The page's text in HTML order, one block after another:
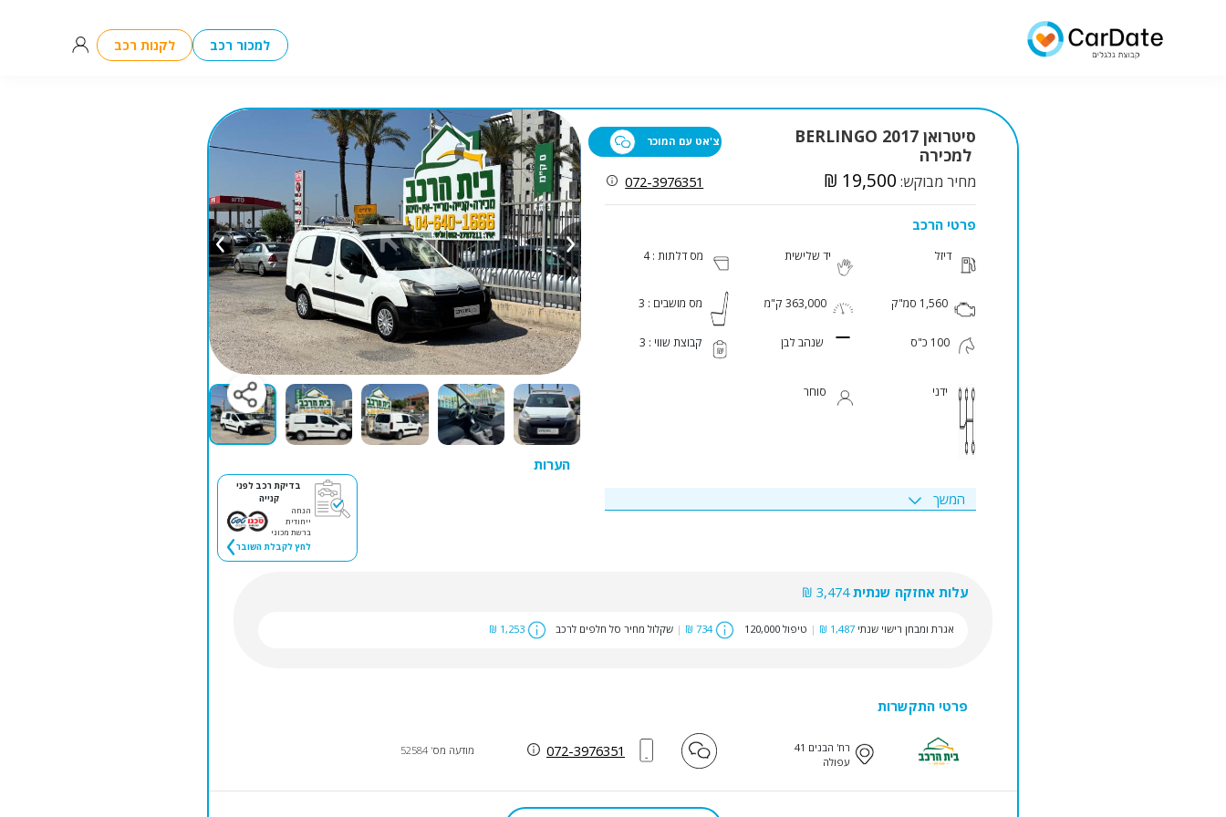
למכור רכב לקנות רכב
הערות
בדיקת רכב לפני
קנייה
הנחה
ייחודית
ברשת מכוני
לחץ לקבלת השובר
צ'אט עם המוכר
072-3976351
סיטרואן BERLINGO 2017
למכירה
מחיר מבוקש: ₪ 19,500
פרטי הרכב
דיזל יד שלישית מס דלתות : 4
1,560 סמ"ק 363,000 ק"מ מס מושבים : 3
100 כ"ס שנהב לבן קבוצת שווי : 3
ידני סוחר
המשך
עלות אחזקה שנתית3,474 ₪
אגרת ומבחן רישוי שנתי 1,487 ₪
| טיפול 120,000 734 ₪
| שקלול מחיר סל חלפים לרכב 1,253 ₪
פרטי התקשרות
רח' הבנים 41
עפולה
072-3976351 מודעה מס' 52584